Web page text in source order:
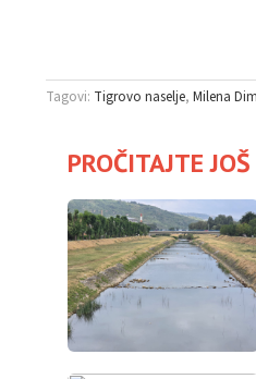
Tagovi: Tigrovo naselje Milena
PROČITAJTE JOŠ